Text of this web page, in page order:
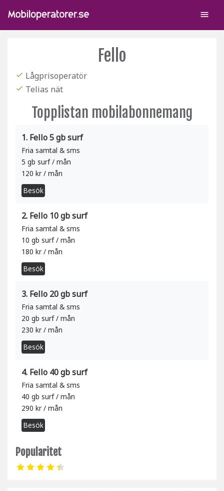
menu
Fello
check Lågprisoperatör
check Telias nät
Topplistan mobilabonnemang
1. Fello 5 gb surf
Fria samtal & sms
5 gb surf / mån
120 kr / mån
Besök
2. Fello 10 gb surf
Fria samtal & sms
10 gb surf / mån
180 kr / mån
Besök
3. Fello 20 gb surf
Fria samtal & sms
20 gb surf / mån
230 kr / mån
Besök
4. Fello 40 gb surf
Fria samtal & sms
40 gb surf / mån
290 kr / mån
Besök
Popularitet